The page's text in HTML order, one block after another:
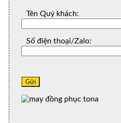
Tên Quý khách:
Số điện thoại/Zalo: